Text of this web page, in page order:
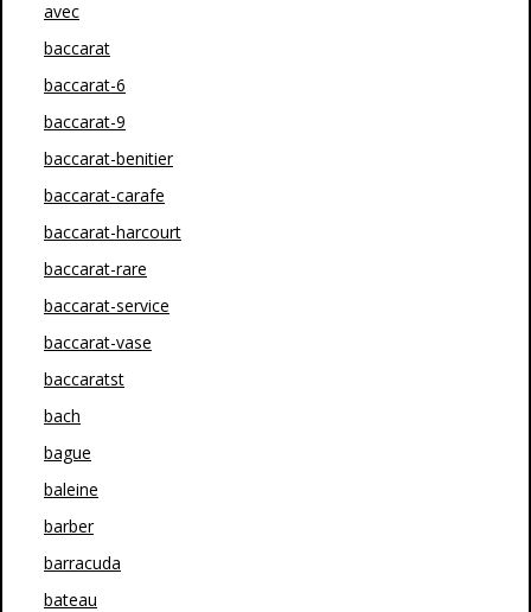
avec
baccarat
baccarat-6
baccarat-9
baccarat-benitier
baccarat-carafe
baccarat-harcourt
baccarat-rare
baccarat-service
baccarat-vase
baccaratst
bach
bague
baleine
barber
barracuda
bateau